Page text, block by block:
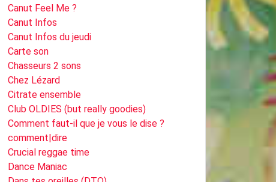
Canut Feel Me ?
Canut Infos
Canut Infos du jeudi
Carte son
Chasseurs 2 sons
Chez Lézard
Citrate ensemble
Club OLDIES (but really goodies)
Comment faut-il que je vous le dise ?
comment|dire
Crucial reggae time
Dance Maniac